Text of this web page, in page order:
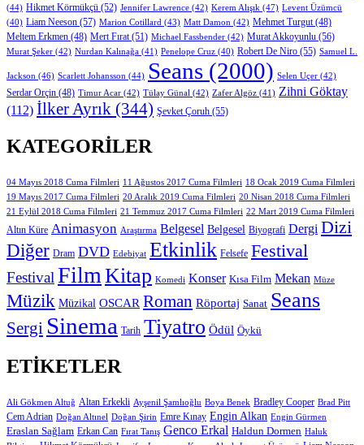
(44) Hikmet Körmükçü (52) Jennifer Lawrence (42) Kerem Alışık (47) Levent Üzümcü
(40) Liam Neeson (57) Marion Cotillard (43) Matt Damon (42) Mehmet Turgut(48)
Meltem Erkmen (48) Mert Fırat(51) Michael Fassbender (42) Murat Akkoyunlu (56)
Murat Şeker (42) Nurdan Kalınağa (41) Penelope Cruz (40) Robert De Niro (55) Samuel L.
Jackson (46) Scarlett Johansson (44) Seans (2000) Selen Uçer (42)
Serdar Orçin (48) Timur Acar (42) Tülay Günal (42) Zafer Algöz (41) Zihni Göktay
(112) İlker Ayrık (344) Şevket Çoruh (55)
KATEGORILER
04 Mayıs 2018 Cuma Filmleri 11 Ağustos 2017 Cuma Filmleri 18 Ocak 2019 Cuma Filmleri
19 Mayıs 2017 Cuma Filmleri 20 Aralık 2019 Cuma Filmleri 20 Nisan 2018 Cuma Filmleri
21 Eylül 2018 Cuma Filmleri 21 Temmuz 2017 Cuma Filmleri 22 Mart 2019 Cuma Filmleri
Altın Küre Animasyon Araştırma Belgesel Belgesel Biyografi Dergi Dizi
Diğer Dram DVD Edebiyat Etkinlik Felsefe Festival
FestivalFilmKitap Komedi Konser Kısa Film Mekan Müze
Müzik Müzikal OSCAR Roman Röportaj Sanat Seans
Sergi Sinema Tarih Tiyatro Ödül Öykü
ETIKETLER
Ali Gökmen Altuğ Altan Erkekli Ayşenil Şamlıoğlu Boya Benek Bradley Cooper Brad Pitt
Cem Adrian Doğan Altınel Doğan Şirin Emre Kınay Engin Alkan Engin Gürmen
Eraslan Sağlam Erkan Can Fırat Tanış Genco Erkal Haldun Dormen Haluk